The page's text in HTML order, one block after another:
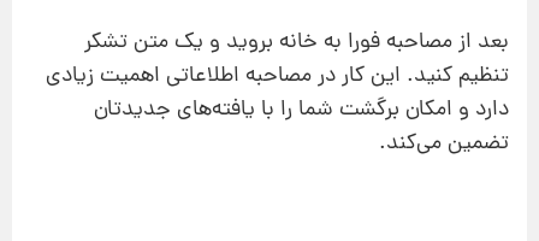
بعد از مصاحبه فورا به خانه بروید و یک متن تشکر
تنظیم کنید. این کار در مصاحبه اطلاعاتی اهمیت زیادی
دارد و امکان برگشت شما را با یافته‌های جدیدتان
تضمین می‌کند.